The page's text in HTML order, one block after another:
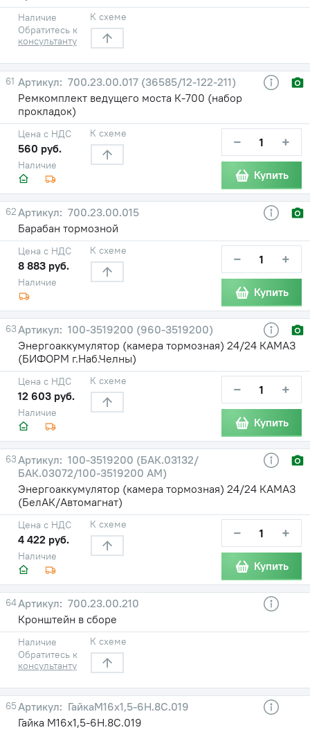
Наличие
Обратитесь к
консультанту
К схеме
61
700.23.00.017 (36585/12-122-211)
Ремкомплект ведущего моста К-700 (набор
прокладок)
Наличие
Цена с НДС
560 руб.
К схеме − +
Купить
62
700.23.00.015
Барабан тормозной
Наличие
Цена с НДС
8 883 руб.
К схеме − +
Купить
63
100-3519200 (960-3519200)
Энергоаккумулятор (камера тормозная) 24/24 КАМАЗ
(БИФОРМ г.Наб.Челны)
Наличие
Цена с НДС
12 603 руб.
К схеме − +
Купить
63
100-3519200 (БАК.03132/
БАК.03072/100-3519200 АМ)
Энергоаккумулятор (камера тормозная) 24/24 КАМАЗ
(БелАК/Автомагнат)
Наличие
Цена с НДС
4 422 руб.
К схеме − +
Купить
64
700.23.00.210
Кронштейн в сборе
Наличие
Обратитесь к
консультанту
К схеме
65
ГайкаМ16х1,5-6H.8С.019
Гайка М16х1,5-6H.8С.019